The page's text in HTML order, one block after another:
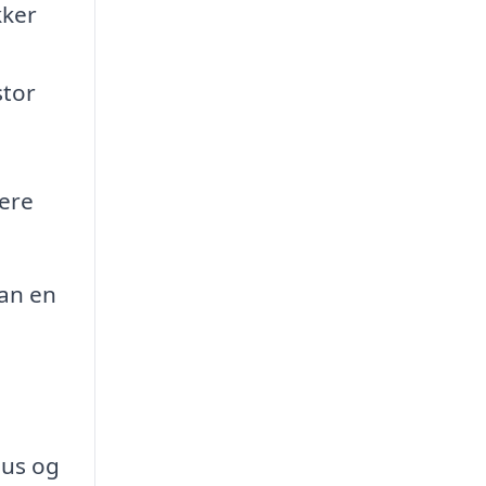
en
og